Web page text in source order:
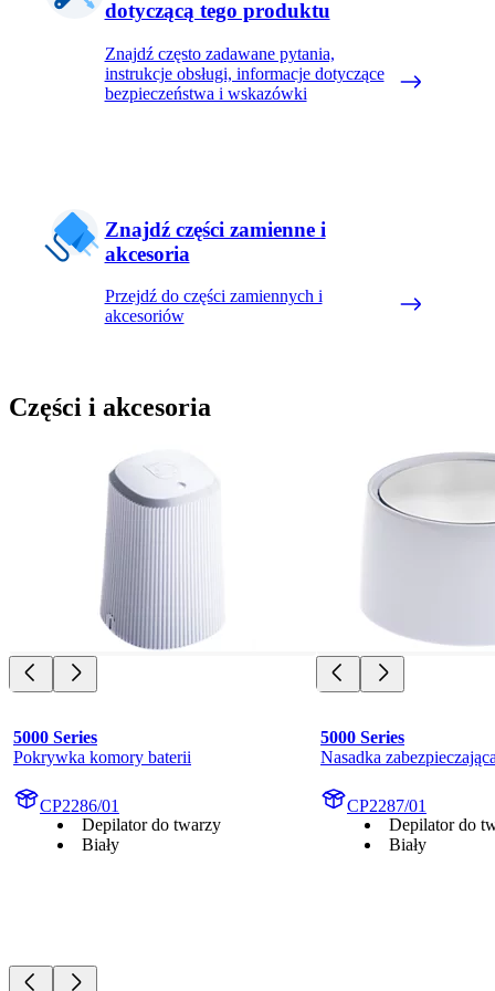
dotyczącą tego produktu
Znajdź często zadawane pytania,
instrukcje obsługi, informacje dotyczące
bezpieczeństwa i wskazówki
Znajdź części zamienne i
akcesoria
Przejdź do części zamiennych i
akcesoriów
Części i akcesoria
5000 Series
Pokrywka komory baterii
CP2286/01
Depilator do twarzy
Biały
5000 Series
Nasadka
CP2287/01
Depilator do
Biały